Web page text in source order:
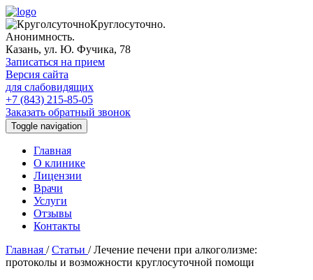
Круглосуточно.
Анонимность.
Казань, ул. Ю. Фучика, 78
Записаться на прием
Версия сайта
для слабовидящих
+7 (843) 215-85-05
Заказать обратный звонок
Toggle navigation
Главная
О клинике
Лицензии
Врачи
Услуги
Отзывы
Контакты
Главная /Статьи /Лечение печени при алкоголизме:
протоколы и возможности круглосуточной помощи